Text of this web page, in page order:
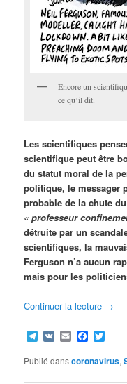
Encore un
ce qu’il dit.
Les scientifiques
scientifique peut être
du statut moral de la
politique, le messager
probable de la chute
« professeur
détruite par un
scientifiques, la
Ferguson n’a aucun
mais pour les
Continuer la lecture →
Telegram
VK Email
Publié danscoronavirus,